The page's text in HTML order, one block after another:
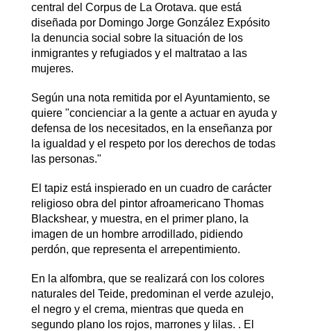
central del Corpus de La Orotava. que está
diseñada por Domingo Jorge González Expósito
la denuncia social sobre la situación de los
inmigrantes y refugiados y el maltratao a las
mujeres.
Según una nota remitida por el Ayuntamiento, se
quiere "concienciar a la gente a actuar en ayuda y
defensa de los necesitados, en la enseñanza por
la igualdad y el respeto por los derechos de todas
las personas."
El tapiz está inspierado en un cuadro de carácter
religioso obra del pintor afroamericano Thomas
Blackshear, y muestra, en el primer plano, la
imagen de un hombre arrodillado, pidiendo
perdón, que representa el arrepentimiento.
En la alfombra, que se realizará con los colores
naturales del Teide, predominan el verde azulejo,
el negro y el crema, mientras que queda en
segundo plano los rojos, marrones y lilas. . El